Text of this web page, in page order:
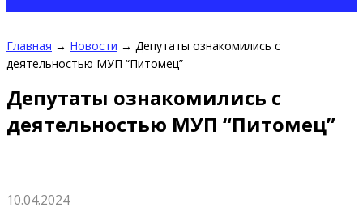
Главная → Новости → Депутаты ознакомились с
деятельностью МУП “Питомец”
Депутаты ознакомились с
деятельностью МУП “Питомец”
10.04.2024